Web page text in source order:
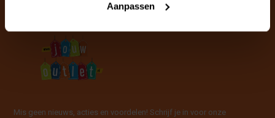
Aanpassen
Mis geen nieuws, acties en voordelen! Schrijf je in voor onze